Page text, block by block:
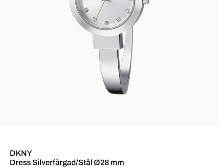
DKNY
Dress Silverfärgad/Stål Ø28 mm